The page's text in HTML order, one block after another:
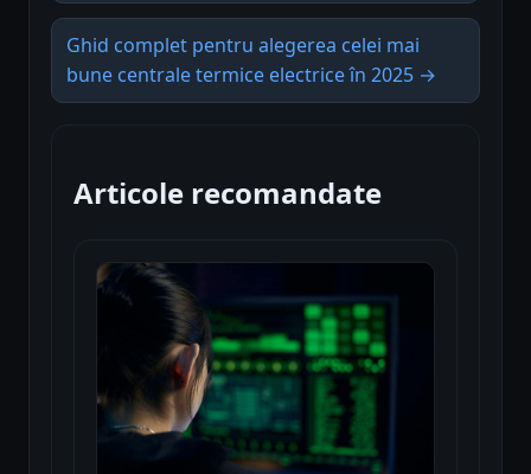
Ghid complet pentru alegerea celei mai
bune centrale termice electrice în 2025 →
Articole recomandate